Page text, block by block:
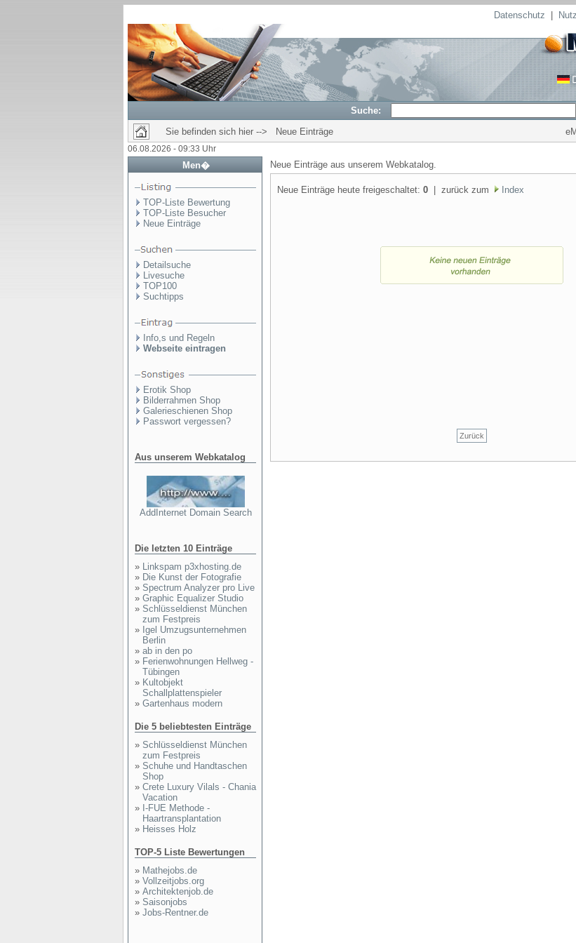
Datenschutz
Suche:
Sie befinden sich hier --> Neue Einträge
06.08.2026 - 09:33 Uhr
Men�
TOP-Liste Bewertung
TOP-Liste Besucher
Neue Einträge
Detailsuche
Livesuche
TOP100
Suchtipps
Info,s und Regeln
Webseite eintragen
Erotik Shop
Bilderrahmen Shop
Galerieschienen Shop
Passwort vergessen?
Aus unserem Webkatalog
AddInternet Domain Search
Die letzten 10 Einträge
» Linkspam p3xhosting.de
» Die Kunst der Fotografie
» Spectrum Analyzer pro Live
» Graphic Equalizer Studio
» Schlüsseldienst München
zum Festpreis
» Igel Umzugsunternehmen
Berlin
» ab in den po
» Ferienwohnungen Hellweg -
Tübingen
» Kultobjekt
Schallplattenspieler
» Gartenhaus modern
Die 5 beliebtesten Einträge
» Schlüsseldienst München
zum Festpreis
» Schuhe und Handtaschen
Shop
» Crete Luxury Vilals - Chania
Vacation
» I-FUE Methode -
Haartransplantation
» Heisses Holz
TOP-5 Liste Bewertungen
» Mathejobs.de
» Vollzeitjobs.org
» Architektenjob.de
» Saisonjobs
» Jobs-Rentner.de
Neue Einträge aus unserem Webkatalog.
Neue Einträge heute freigeschaltet: 0 | zurück zum Index
Zurück